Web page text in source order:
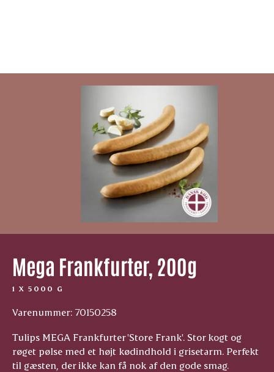
Mega Frankfurter, 200g
1 X 5000 G
Varenummer: 70150258
Tulips MEGA Frankfurter 'Store Frank'. Stor kogt og
røget pølse med et højt kødindhold i grisetarm. Perfekt
til gæsten, der ikke kan få nok af den gode smag.